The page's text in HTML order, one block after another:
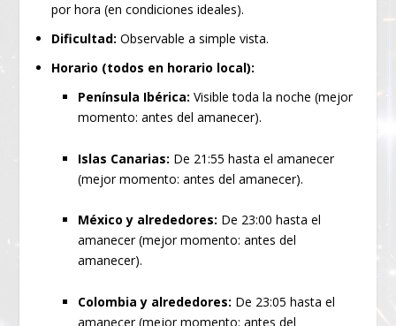
por hora (en condiciones ideales).
Dificultad: Observable a simple vista.
Horario (todos en horario local):
Península Ibérica: Visible toda la noche (mejor
momento: antes del amanecer).
Islas Canarias: De 21:55 hasta el amanecer
(mejor momento: antes del amanecer).
México y alrededores: De 23:00 hasta el
amanecer (mejor momento: antes del
amanecer).
Colombia y alrededores: De 23:05 hasta el
amanecer (mejor momento: antes del